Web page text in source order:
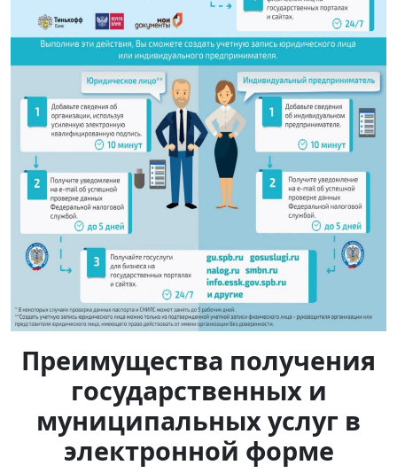
Преимущества получения
государственных и
муниципальных услуг в
электронной форме